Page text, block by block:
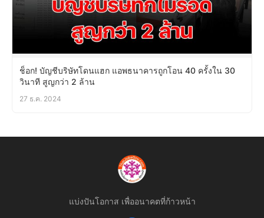
ช็อก! บัญชีบริษัทโดนแฮก แอพธนาคารถูกโอน 40 ครั้งใน 30
วินาที สูญกว่า 2 ล้าน
27 ธ.ค. 2024
แบ่งปันโอกาส เพื่ออนาคตที่ก้าวหน้า